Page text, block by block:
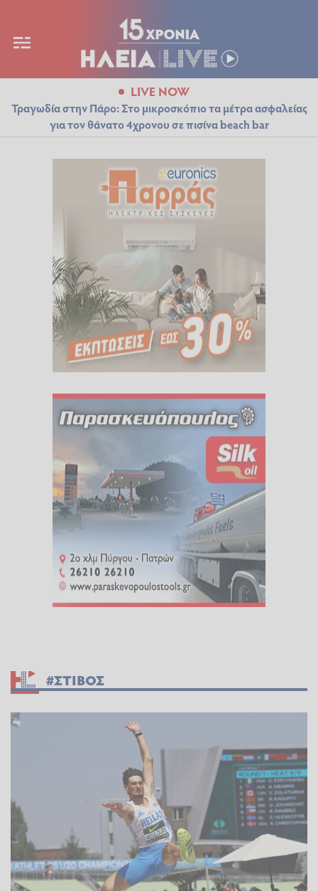
LIVE NOW
Τραγωδία στην Πάρο: Στο μικροσκόπιο τα μέτρα ασφαλείας
για τον θάνατο 4χρονου σε πισίνα beach bar
#ΣΤΙΒΟΣ